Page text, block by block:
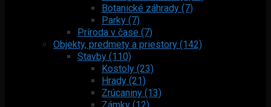
Botanické záhrady (7)
Parky (7)
Príroda v čase (7)
Objekty, predmety a priestory (142)
Stavby (110)
Kostoly (23)
Hrady (21)
Zrúcaniny (13)